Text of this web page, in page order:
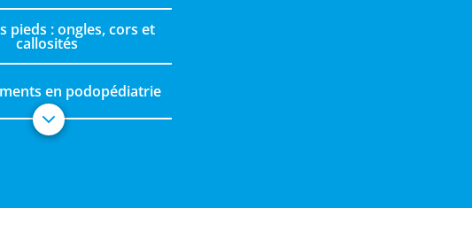
pieds : ongles, cors et
callosités
en podopédiatrie
des ongles d’orteils
et difformes
des pieds des enfants
l’ongle : identifier une
fongique en laboratoire
de la paronychie de
l’orteil
de la fracture de stress
au pied
biomécanique du pied
2D et 3D des
pieds
des engelures aux pieds
et aux orteils
de la transpiration
des pieds
partielle ou totale du
pied
orthopédiques : les
et avantages